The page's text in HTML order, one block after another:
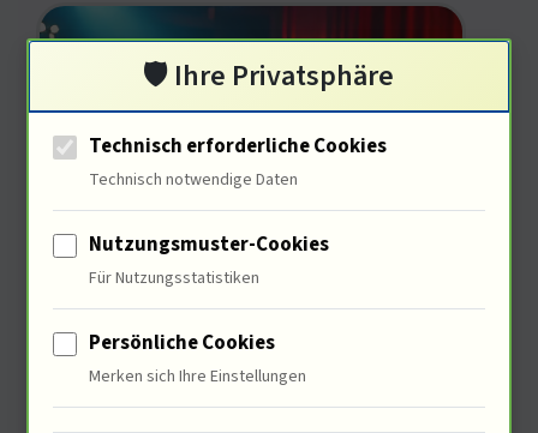
Sie bieten einen Einblick in
verschiedene Kulturen und
Lebensweisen. 68% der Zuschauer
geben an, dass Filme ihre Ansichten
🛡️ Ihre Privatsphäre
Technisch erforderliche Cookies
Technisch notwendige Daten
Nutzungsmuster-Cookies
Für Nutzungsstatistiken
Persönliche Cookies
Merken sich Ihre Einstellungen